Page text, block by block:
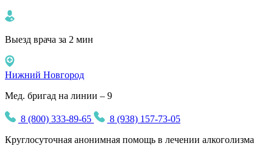
Выезд врача за 2 мин
Нижний Новгород
Мед. бригад на линии – 9
8 (800) 333-89-65
8 (938) 157-73-05
Круглосуточная анонимная помощь в лечении алкоголизма